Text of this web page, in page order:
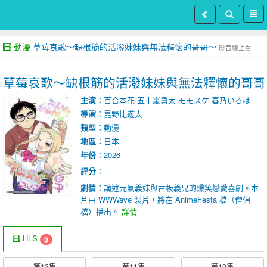
動漫 草莓哀歌～缺根筋的活潑妹妹與無法釋懷的哥哥～ 影音線上看
草莓哀歌～缺根筋的活潑妹妹與無法釋懷的哥
主演： 百合本花 五十嵐勇太 モモスケ 春乃いろは
導演： 昆野比遊太
類型： 動漫
地區： 日本
年份： 2026
評分：
劇情： 講述元氣義妹與古板義兄的爆笑戀愛喜劇。本
片由 WWWave 製片，將在 AnimeFesta 檔（僧侶
檔）播出。 詳情
HLS 0